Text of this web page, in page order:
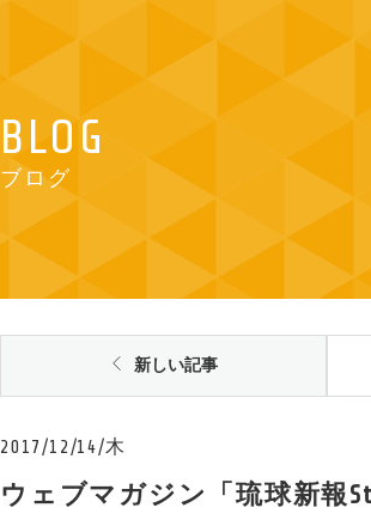
BLOG
ブログ
新しい記事
2017/12/14/木
ウェブマガジン「琉球新報